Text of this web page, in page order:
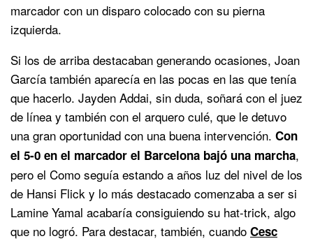
marcador con un disparo colocado con su pierna
izquierda.
Si los de arriba destacaban generando ocasiones, Joan
García también aparecía en las pocas en las que tenía
que hacerlo. Jayden Addai, sin duda, soñará con el juez
de línea y también con el arquero culé, que le detuvo
una gran oportunidad con una buena intervención. Con
el 5-0 en el marcador el Barcelona bajó una marcha,
pero el Como seguía estando a años luz del nivel de los
de Hansi Flick y lo más destacado comenzaba a ser si
Lamine Yamal acabaría consiguiendo su hat-trick, algo
que no logró. Para destacar, también, cuando Cesc